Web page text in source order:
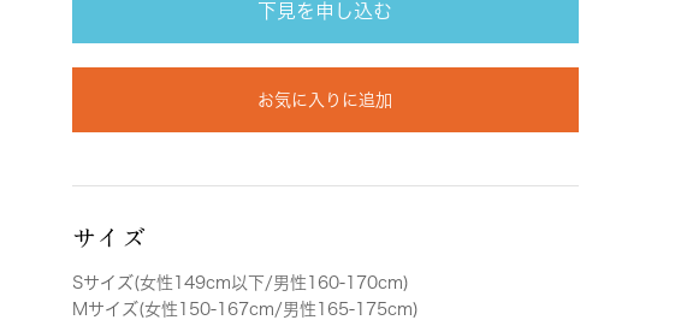
下見を申し込む
お気に入りに追加
サイズ
Sサイズ(女性149cm以下/男性160-170cm)
Mサイズ(女性150-167cm/男性165-175cm)